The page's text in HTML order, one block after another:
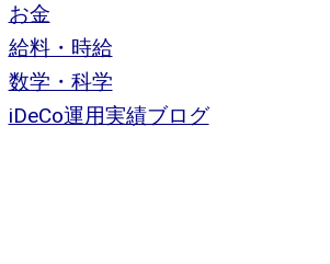
お金
給料・時給
数学・科学
iDeCo運用実績ブログ